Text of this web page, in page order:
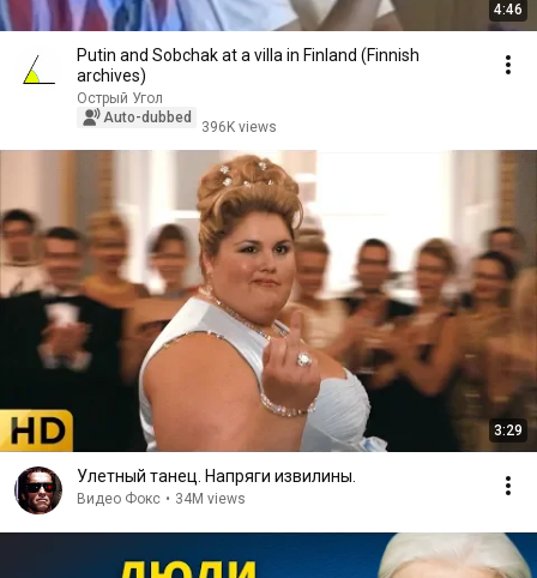
4:46
Putin and Sobchak at a villa in Finland (Finnish
archives)
Острый Угол
Auto-dubbed
396K views
3:29
Улетный танец. Напряги извилины.
Видео Фокс • 34M views